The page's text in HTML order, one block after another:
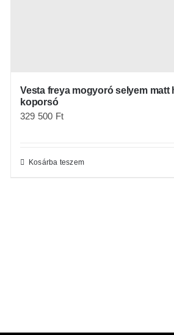
Vesta freya mogyoró selyem matt
koporsó
329 500 Ft
Kosárba teszem